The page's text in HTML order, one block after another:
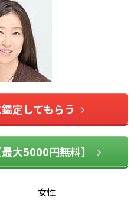
定してもらう
大5000円無料】
女性